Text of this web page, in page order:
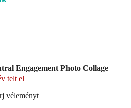
Engagement Photo Collage
telt el
véleményt